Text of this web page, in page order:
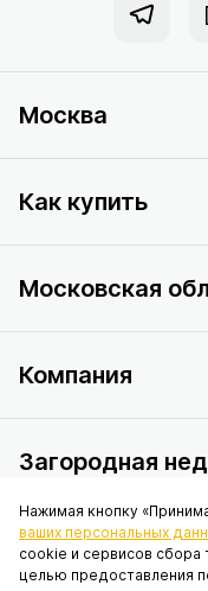
Москва
Как купить
Московская
Компания
Загородная
Данный интернет-сайт
характер и ни при каких
Нажимая кнопку
ваших персональных
cookie и сервисов сбора
целью предоставления